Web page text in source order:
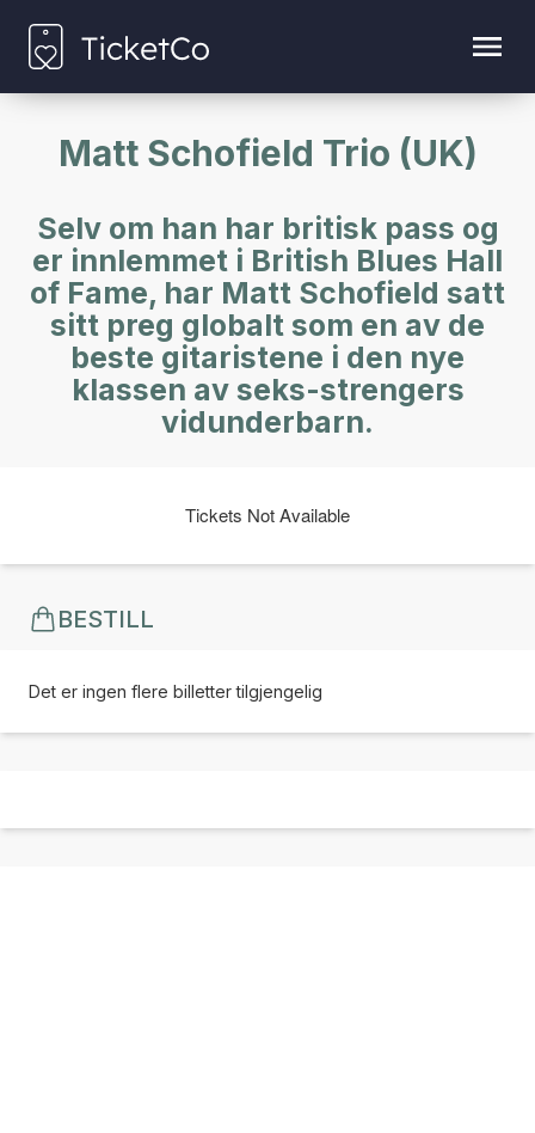
Matt Schofield Trio (UK)
Selv om han har britisk pass og
er innlemmet i British Blues Hall
of Fame, har Matt Schofield satt
sitt preg globalt som en av de
beste gitaristene i den nye
klassen av seks-strengers
vidunderbarn.
Tickets Not Available
BESTILL
Det er ingen flere billetter tilgjengelig